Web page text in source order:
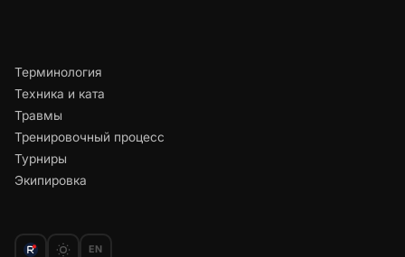
Терминология
Техника и ката
Травмы
Тренировочный процесс
Турниры
Экипировка
EN